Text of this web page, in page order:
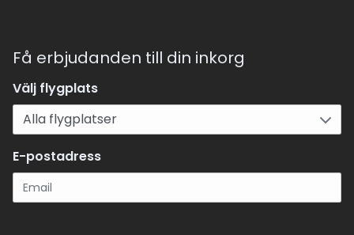
Få erbjudanden till din inkorg
Välj flygplats
E-postadress